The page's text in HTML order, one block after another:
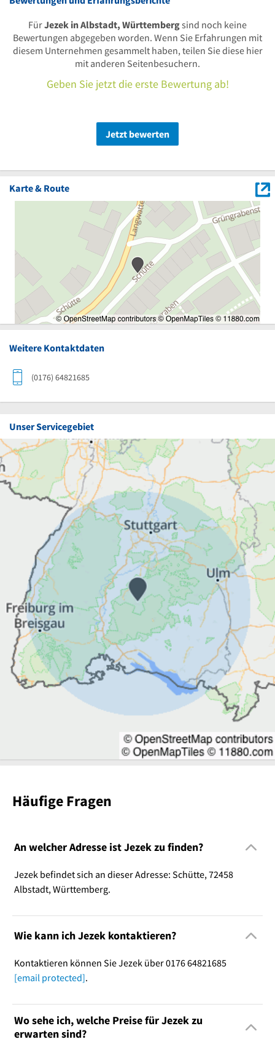
FürJezek in Albstadt, Württembergsind noch keine
Bewertungen abgegeben worden. Wenn Sie Erfahrungen mit
diesem Unternehmen gesammelt haben, teilen Sie diese hier
mit anderen Seitenbesuchern.
Geben Sie jetzt die erste Bewertung ab!
Jetzt bewerten
Karte & Route
Weitere Kontaktdaten
(0176) 64821685
Unser Servicegebiet
Häufige Fragen
An welcher Adresse ist Jezek zu finden?
Jezek befindet sich an dieser Adresse: Schütte, 72458
Albstadt, Württemberg.
Wie kann ich Jezek kontaktieren?
Kontaktieren können Sie Jezek über 0176 64821685
[email protected].
Wo sehe ich, welche Preise für Jezek zu
erwarten sind?